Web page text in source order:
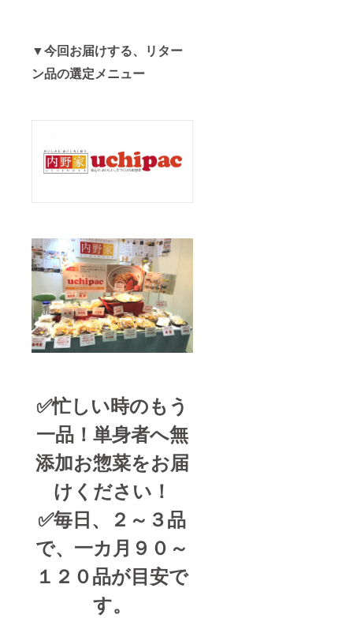
▼今回お届けする、リター
ン品の選定メニュー
✅忙しい時のもう
一品！単身者へ無
添加お惣菜をお届
けください！
✅毎日、２～３品
で、一カ月９０～
１２０品が目安で
す。